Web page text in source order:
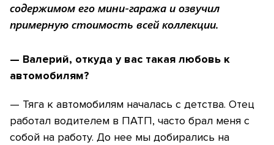
содержимом его мини-гаража и озвучил
примерную стоимость всей коллекции.
— Валерий, откуда у вас такая любовь к
автомобилям?
— Тяга к автомобилям началась с детства. Отец
работал водителем в ПАТП, часто брал меня с
собой на работу. До нее мы добирались на